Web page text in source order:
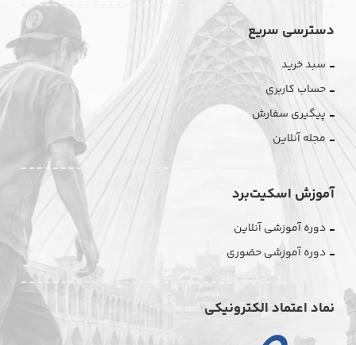
دسترسی سریع
سبد خرید
حساب کاربری
پیگیری سفارش
مجله آنلاین
آموزش اسکیت‌برد
دوره آموزشی آنلاین
دوره آموزشی حضوری
نماد اعتماد الکترونیکی